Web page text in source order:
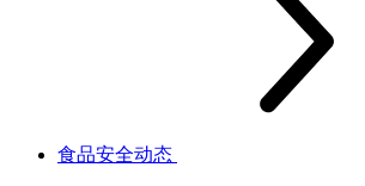
食品安全动态